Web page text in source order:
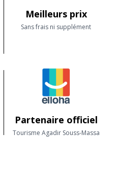
Meilleurs prix
Sans frais ni supplément
Partenaire officiel
Tourisme Agadir Souss-Massa